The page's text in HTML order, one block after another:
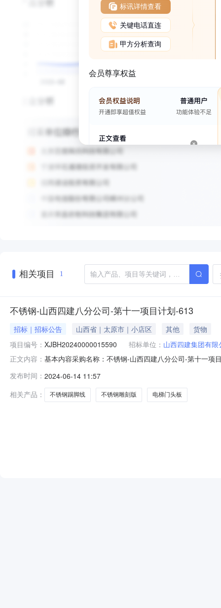
标讯详情查看
关键电话直连
甲方分析查询
会员尊享权益
相关项目 1
不锈钢-山西四建八分公司-第十一项目计划-613
招标｜招标公告 山西省｜太原市｜小店区 其他
货物
项目编号： XJBH20240000015590 招标单位： 山西四建集团有限
正文内容： 基本内容采购名称：不锈钢-山西四建八分公司-第十一
采购清单：商务条款询价方式：公开询价报价要求：含
发布时间： 2024-06-14 11:57
相关产品：
不锈钢踢脚线 不锈钢雕刻版 电梯门头板